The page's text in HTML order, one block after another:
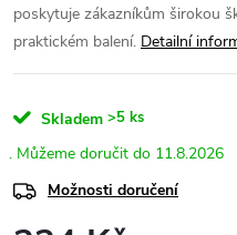
poskytuje zákazníkům širokou
praktickém balení. Detailní
Skladem >5 ks
11.8.2026
Možnosti doručení